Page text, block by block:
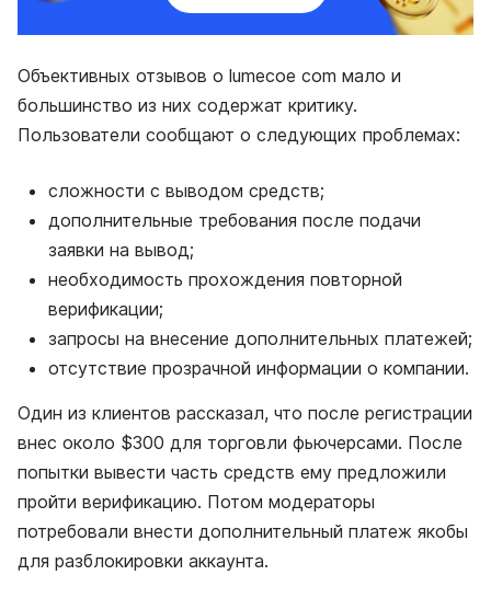
Объективных отзывов о lumecoe com мало и
большинство из них содержат критику.
Пользователи сообщают о следующих проблемах:
сложности с выводом средств;
дополнительные требования после подачи
заявки на вывод;
необходимость прохождения повторной
верификации;
запросы на внесение дополнительных платежей;
отсутствие прозрачной информации о компании.
Один из клиентов рассказал, что после регистрации
внес около $300 для торговли фьючерсами. После
попытки вывести часть средств ему предложили
пройти верификацию. Потом модераторы
потребовали внести дополнительный платеж якобы
для разблокировки аккаунта.